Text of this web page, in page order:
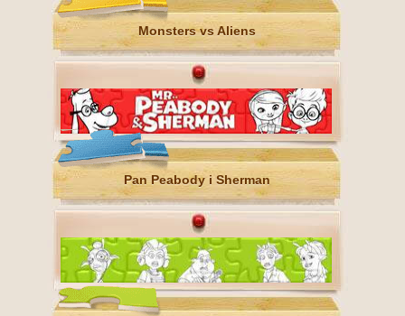
Monsters vs Aliens
Pan Peabody i Sherman